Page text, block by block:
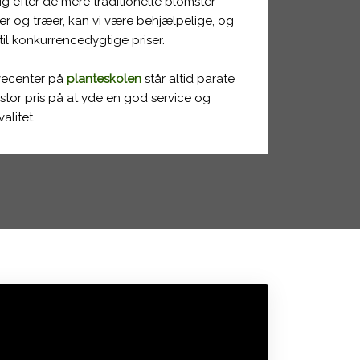
og træer, kan vi være behjælpelige, og
konkurrencedygtige priser.
påplanteskolen står altid parate
pris på at yde en god service og